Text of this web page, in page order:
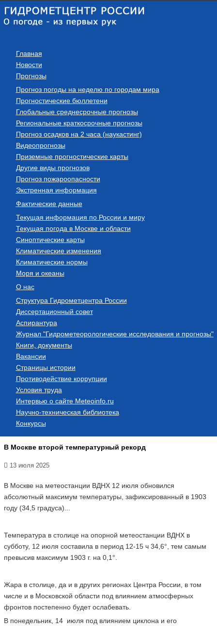
Главная
Новости
Прогнозы
Прогноз погоды на неделю по городам мира
Прогностические бюллетени
Глобальные среднесрочные прогнозы
Региональные краткосрочные прогнозы
Прогноз осадков на 2 часа (наукастинг)
Видеопрогнозы
Приземные прогностические карты
Другие виды прогнозов
Прогноз пожароопасности
Экстренная информация
Фактические данные
Текущая информация по России и миру
Текущая погода в Москве и области
Синоптические карты
Климатические изменения
Климатические нормы
Моря и океаны
О нас
Структура Гидрометцентра России
Диссертационный совет
Аспирантура
Журнал "Гидрометеорологические исследования и прогнозы"
Книги, документы
Вакансии
Страницы истории
Противодействие коррупции
Условия труда
Интервью о сайте Meteoinfo.ru
Научно-техническая библиотека
Конкурсы
В Москве второй температурный рекорд
13 июля 2025
В Москве на метеостанции ВДНХ 12 июля обновился
абсолютный максимум температуры, зафиксированный в 1903
году (34,5 градуса)...
Температура в столице на опорной метеостанции ВДНХ в
субботу, 12 июля составила в период 12-15 ч 34,6°, тем самым
превысив максимум 1903 г. на 0,1°.
Жара в столице, да и в других регионах Центра России, в том
числе и в Московской области под влиянием атмосферных
фронтов постепенно будет ослабевать.
В понедельник, 14 июля под влиянием циклона и его